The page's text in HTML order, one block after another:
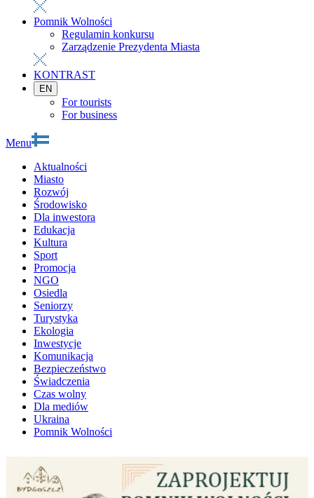
Pomnik Wolności
Regulamin konkursu
Zarządzenie Prezydenta Miasta
KONTRAST
EN
For tourists
For business
Menu
Aktualności
Miasto
Rozwój
Środowisko
Dla inwestora
Edukacja
Kultura
Sport
Promocja
NGO
Osiedla
Seniorzy
Turystyka
Ekologia
Inwestycje
Komunikacja
Bezpieczeństwo
Świadczenia
Czas wolny
Dla mediów
Ukraina
Pomnik Wolności